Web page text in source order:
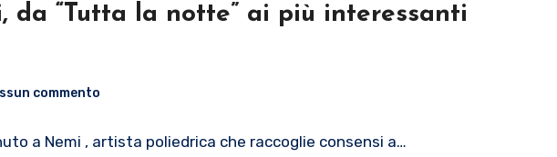
da “Tutta la notte” ai più interessanti
commento
a Nemi , artista poliedrica che raccoglie consensi a…